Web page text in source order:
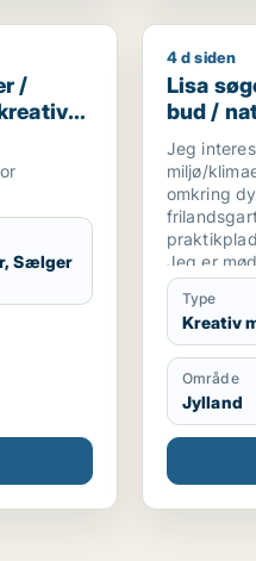
/
/
Sælger
Lisa
4 d siden
Lisa
bud /
gartner
Jeg
miljø/
omkring
Jeg er
hjælpsom.
ekstra.
Type
Kreativ
Område
Jylland